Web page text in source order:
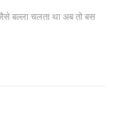
बल्ला चलता था अब तो बस